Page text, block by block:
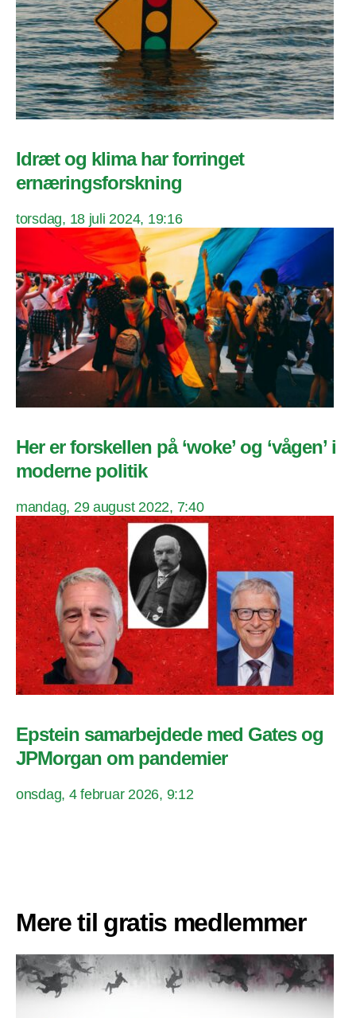
Idræt og klima har forringet
ernæringsforskning
torsdag, 18 juli 2024, 19:16
Her er forskellen på ‘woke’ og ‘vågen’ i
moderne politik
mandag, 29 august 2022, 7:40
Epstein samarbejdede med Gates og
JPMorgan om pandemier
onsdag, 4 februar 2026, 9:12
Mere til gratis medlemmer